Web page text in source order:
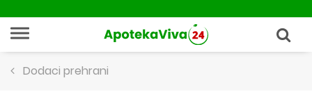
Dodaci prehrani